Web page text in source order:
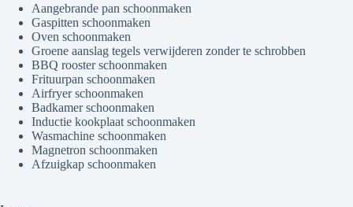
Aangebrande pan schoonmaken
Gaspitten schoonmaken
Oven schoonmaken
Groene aanslag tegels verwijderen zonder te schrobben
BBQ rooster schoonmaken
Frituurpan schoonmaken
Airfryer schoonmaken
Badkamer schoonmaken
Inductie kookplaat schoonmaken
Wasmachine schoonmaken
Magnetron schoonmaken
Afzuigkap schoonmaken